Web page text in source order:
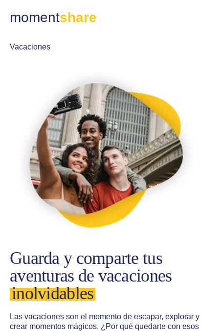
momentshare
Vacaciones
Guarda y comparte tus
aventuras de vacaciones
inolvidables
Las vacaciones son el momento de escapar, explorar y
crear momentos mágicos. ¿Por qué quedarte con esos